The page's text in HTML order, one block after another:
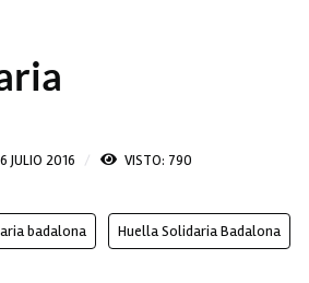
JULIO 2016 VISTO: 790
badalona Huella Solidaria Badalona